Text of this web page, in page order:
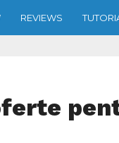
REVIEWS